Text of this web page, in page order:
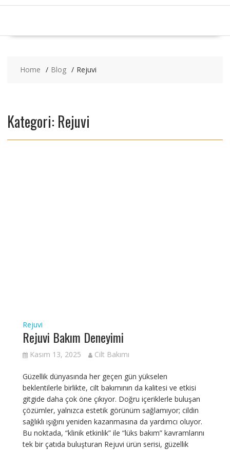
Home Blog Rejuvi
Kategori: Rejuvi
Rejuvi
Rejuvi Bakım Deneyimi
Kasım 13, 2025 Cilt Bakımı
Güzellik dünyasında her geçen gün yükselen
beklentilerle birlikte, cilt bakımının da kalitesi ve etkisi
gitgide daha çok öne çıkıyor. Doğru içeriklerle buluşan
çözümler, yalnızca estetik görünüm sağlamıyor; cildin
sağlıklı ışığını yeniden kazanmasına da yardımcı oluyor.
Bu noktada, “klinik etkinlik” ile “lüks bakım” kavramlarını
tek bir çatıda buluşturan Rejuvi ürün serisi, güzellik